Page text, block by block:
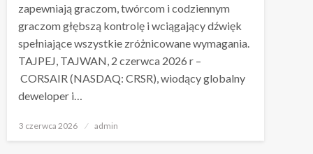
zapewniają graczom, twórcom i codziennym
graczom głębszą kontrolę i wciągający dźwięk
spełniające wszystkie zróżnicowane wymagania.
TAJPEJ, TAJWAN, 2 czerwca 2026 r –
CORSAIR (NASDAQ: CRSR), wiodący globalny
deweloper i…
Napisano
3 czerwca 2026 admin